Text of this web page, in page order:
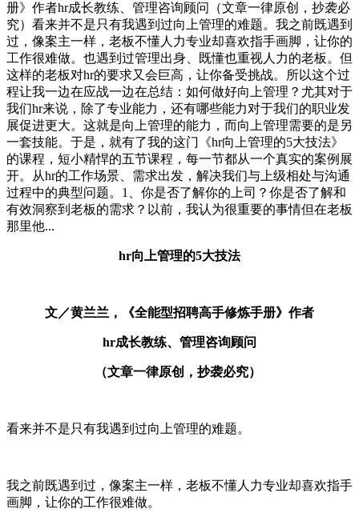
册》作者hr成长教练、管理咨询顾问（文章一律原创，抄袭必
究）看来并不是只有我遇到过向上管理的难题。我之前既遇到
过，像案主一样，老板不懂人力专业却喜欢指手画脚，让你的
工作很难做。也遇到过管理出身、既懂也重视人力的老板。但
这样的老板对hr的要求又会巨高，让你备受挑战。所以这个过
程让我一边在应战一边在总结：如何做好向上管理？尤其对于
我们hr来说，除了专业能力，还有哪些能力对于我们的职业发
展促进更大。这就是向上管理的能力，而向上管理需要的是另
一套技能。于是，就有了我的这门《hr向上管理的5大技法》
的课程，短小精悍的五节课程，每一节都从一个真实的案例展
开。从hr的工作场景、需求出发，解决我们与上级相处与沟通
过程中的典型问题。1、你是否了解你的上司？你是否了解和
有效洞察到老板的需求？以前，我认为很重要的事情但在老板
那里他...
hr向上管理的5大技法
文／黄兰兰，《全能型招聘高手修炼手册》作者
hr成长教练、管理咨询顾问
（文章一律原创，抄袭必究）
看来并不是只有我遇到过向上管理的难题。
我之前既遇到过，像案主一样，老板不懂人力专业却喜欢指手
画脚，让你的工作很难做。